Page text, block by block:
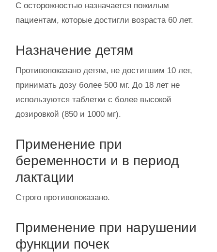
С осторожностью назначается пожилым
пациентам, которые достигли возраста 60 лет.
Назначение детям
Противопоказано детям, не достигшим 10 лет,
принимать дозу более 500 мг. До 18 лет не
используются таблетки с более высокой
дозировкой (850 и 1000 мг).
Применение при
беременности и в период
лактации
Строго противопоказано.
Применение при нарушении
функции почек